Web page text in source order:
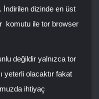
İndirilen dizinde en üst
komutu ile tor browser
değildir yalnızca tor
yeterli olacaktır fakat
ihtiyaç